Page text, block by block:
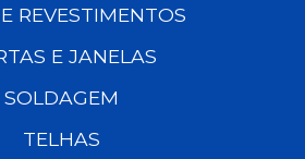
REVESTIMENTOS
E JANELAS
SOLDAGEM
TELHAS